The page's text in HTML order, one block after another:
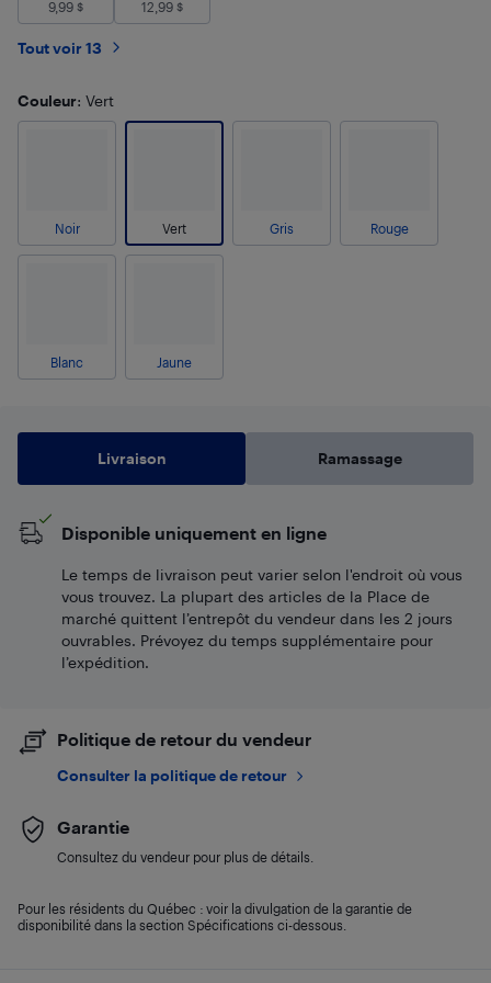
9,99 $ 12,99 $
Tout voir 13
Couleur: Vert
Noir Vert Gris Rouge
Blanc Jaune
Livraison Ramassage
Disponible uniquement en ligne
Le temps de livraison peut varier selon l'endroit où vous
vous trouvez. La plupart des articles de la Place de
marché quittent l’entrepôt du vendeur dans les 2 jours
ouvrables. Prévoyez du temps supplémentaire pour
l’expédition.
Politique de retour du vendeur
Consulter la politique de retour
Garantie
Consultez du vendeur pour plus de détails.
Pour les résidents du Québec : voir la divulgation de la garantie de
disponibilité dans la section Spécifications ci-dessous.